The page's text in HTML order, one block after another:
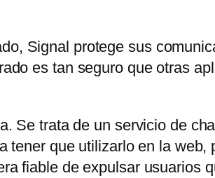
Signal protege sus
es tan seguro que otras
Se trata de un servicio de
tener que utilizarlo en la web,
fiable de expulsar usuarios